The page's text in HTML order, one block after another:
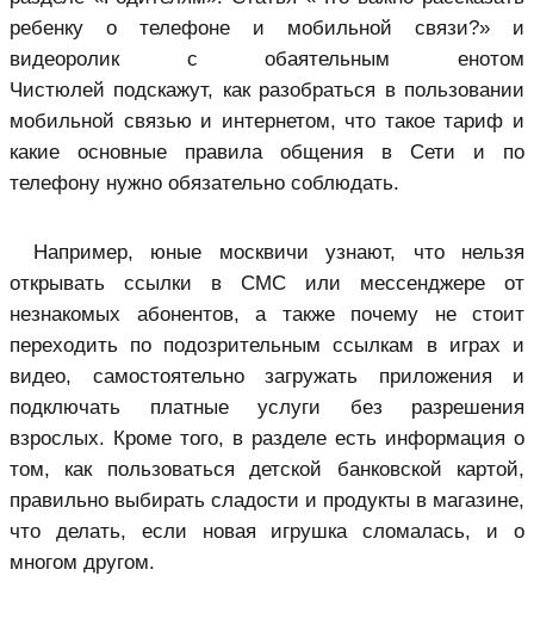
ребенку о телефоне и мобильной связи?» и
видеоролик с обаятельным енотом
Чистюлей подскажут, как разобраться в пользовании
мобильной связью и интернетом, что такое тариф и
какие основные правила общения в Сети и по
телефону нужно обязательно соблюдать.
Например, юные москвичи узнают, что нельзя
открывать ссылки в СМС или мессенджере от
незнакомых абонентов, а также почему не стоит
переходить по подозрительным ссылкам в играх и
видео, самостоятельно загружать приложения и
подключать платные услуги без разрешения
взрослых. Кроме того, в разделе есть информация о
том, как пользоваться детской банковской картой,
правильно выбирать сладости и продукты в магазине,
что делать, если новая игрушка сломалась, и о
многом другом.